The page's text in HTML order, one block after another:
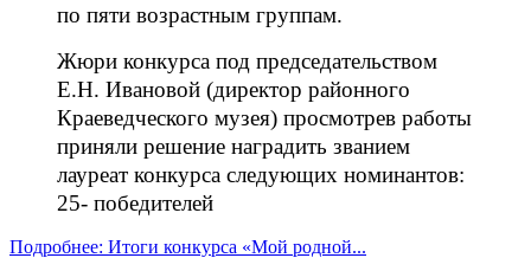
по пяти возрастным группам.
Жюри конкурса под председательством
Е.Н. Ивановой (директор районного
Краеведческого музея) просмотрев работы
приняли решение наградить званием
лауреат конкурса следующих номинантов:
25- победителей
Подробнее: Итоги конкурса «Мой родной...